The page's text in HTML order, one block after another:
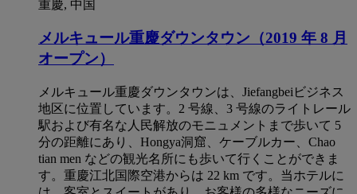
重慶, 中国
メルキュール重慶ダウンタウン（2019 年 8 月
オープン）
メルキュール重慶ダウンタウンは、Jiefangbeiビジネス
地区に位置しています。2 号線、3 号線のライトレール
駅および有名な人民解放のモニュメントまで歩いて 5
分の距離にあり、Hongya洞窟、ケーブルカー、Chao
tian men などの観光名所にも歩いて行くことができま
す。重慶江北国際空港からは 22 km です。当ホテルに